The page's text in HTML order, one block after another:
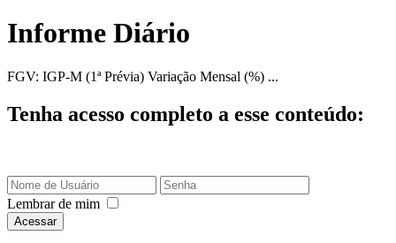
Informe Diário
FGV: IGP-M (1ª Prévia) Variação Mensal (%) ...
Tenha acesso completo a esse conteúdo:
Lembrar de mim
Acessar